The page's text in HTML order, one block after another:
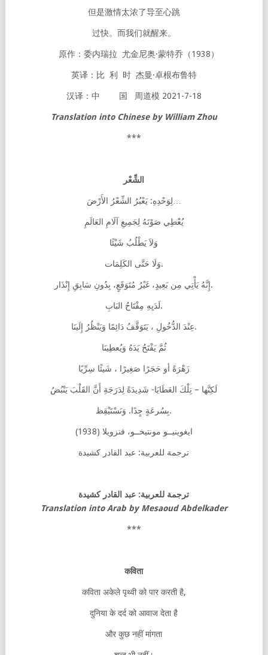
但是激情太浓了导至心跳
过快。而我们就醒来。
原作：委内瑞拉 尤金尼奥·蒙特乔（1938）
英译：比 利 时 杰曼·卓根布鲁特
汉译：中 国 周道模 2021-7-18
Translation into Chinese by William Zhou
***
الشِّعْر
يُعْطِي صَوْتَهُ لِجَمِيعِ آلَامِ العَالَمِ
وَلاَ يَطْلُبُ شَيْئًا
وَلَا حَتَّى الكَلِمَات.
إِنَّهُ يَأْتِي مِن بَعِيدٍ، غَيْرُ مُتَوَقَعٍ، بِدُونِ سَابِقِ إِنْذَار.
لَدَيِهِ مِفْتَاحُ البَابِ.
عِنْدَ الدُّخُولِ ، يَتَوَقَّفُ دَائِمًا وَيَنْظُرُ إِلَينَا.
ثُمَّ يَفْتَحُ يَدَهُ وَيُعطِينَا
زَهْرَةً أو حَجَرًا صَغِيرًا ، شَيئًا سِرِّيًا
لَكِنَّها – تِلْكَ العَطَايَا- شَدِيدَةً لِدَرَجَةِ أَنَّ القَلْبَ يَنْبُضُ
بِسُرعَةٍ جٍدًا. وَنَسْتَيْقِظ.
ايغوينيــو مونتيخــو، فنزويلا (1938)
ترجمة للعربية: عبد القادر كشيدة
ترجمة للعربية: عبد القادر كشيدة
Translation into Arab by Mesaoud Abdelkader
***
कविता
कविता अकेले पृथ्वी को पार करती है,
दुनिया के दर्द को आवाज देता है
और कुछ नहीं मांगता